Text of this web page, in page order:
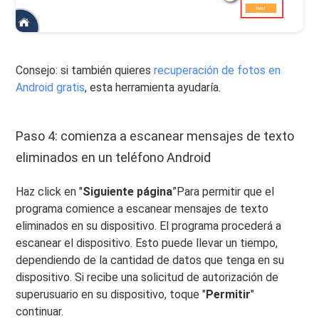
Consejo: si también quieresrecuperación de fotos en
Android gratis, esta herramienta ayudaría.
Paso 4: comienza a escanear mensajes de texto
eliminados en un teléfono Android
Haz click en "Siguiente página”Para permitir que el
programa comience a escanear mensajes de texto
eliminados en su dispositivo. El programa procederá a
escanear el dispositivo. Esto puede llevar un tiempo,
dependiendo de la cantidad de datos que tenga en su
dispositivo. Si recibe una solicitud de autorización de
superusuario en su dispositivo, toque "Permitir"
continuar.